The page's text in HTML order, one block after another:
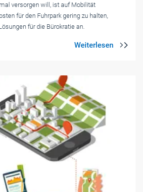
versorgen will, ist auf Mobilität
für den Fuhrpark gering zu halten,
für die Bürokratie an.